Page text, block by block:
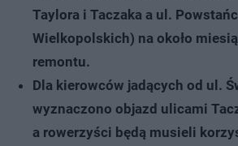
Taylora i Taczaka a ul.
Wielkopolskich) na około
remontu.
Dla kierowców jadących od ul.
wyznaczono objazd ulicami
a rowerzyści będą musieli